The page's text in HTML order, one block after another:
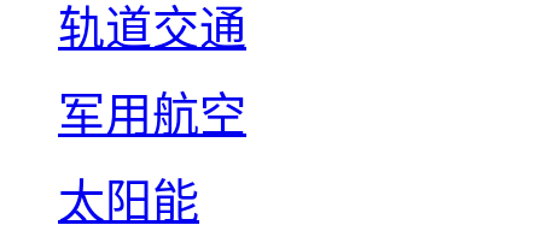
轨道交通
军用航空
太阳能